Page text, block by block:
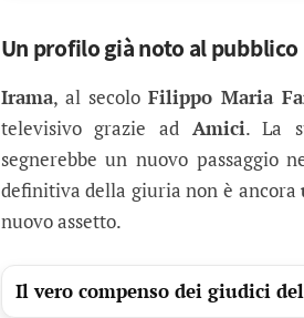
Un profilo già noto al pubblico
Irama, al secoloFilippo Maria
televisivo grazie ad Amici. La
segnerebbe un nuovo passaggio
definitiva della giuria non è ancora
nuovo assetto.
Il vero compenso dei giudici